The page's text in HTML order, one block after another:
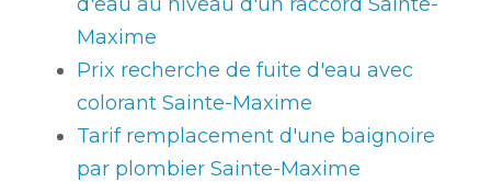
Maxime
Prix recherche de fuite d'eau avec
colorant Sainte-Maxime
Tarif remplacement d'une baignoire
par plombier Sainte-Maxime